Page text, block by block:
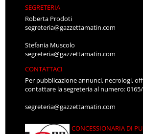
SEGRETERIA
Roberta Prodoti
segreteria@gazzettamatin.com
Stefania Muscolo
segreteria@gazzettamatin.com
CONTATTACI
Per pubblicazione annunci, necrologi,
contattare la segreteria al numero: 0165/
segreteria@gazzettamatin.com
CONCESSIONARIA DI